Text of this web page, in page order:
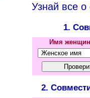
Узнай все о
1.
Имя
2.